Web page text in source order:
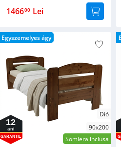
146600 Lei
Egyszemelyes ágy
Dió
90x200
Somiera inclusa
12
ani
GARANTIE